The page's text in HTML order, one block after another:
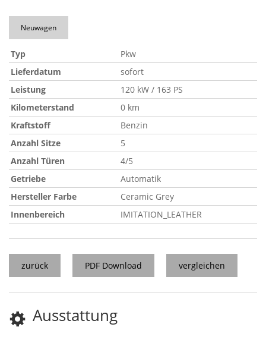
Neuwagen
Typ
Pkw
Lieferdatum
sofort
Leistung
120 kW / 163 PS
Kilometerstand
0 km
Kraftstoff
Benzin
Anzahl Sitze
5
Anzahl Türen
4/5
Getriebe
Automatik
Hersteller Farbe
Ceramic Grey
Innenbereich
IMITATION_LEATHER
zurück PDF Download vergleichen
Ausstattung